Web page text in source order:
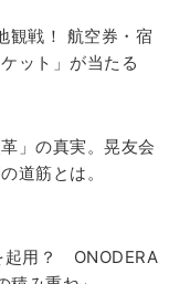
観戦！ 航空券・宿
ット」が当たる
」の真実。晃友会
道筋とは。
起用？ ONODERA